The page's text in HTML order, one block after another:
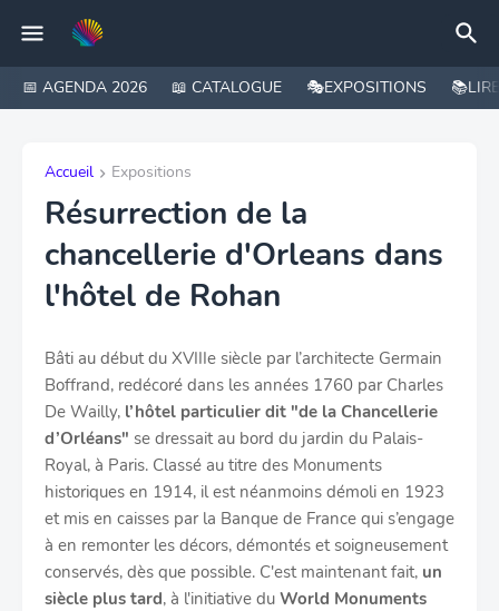
📅 AGENDA 2026 📖 CATALOGUE 🎭EXPOSITIONS 📚LIRE
Accueil Expositions
Résurrection de la
chancellerie d'Orleans dans
l'hôtel de Rohan
Bâti au début du XVIIIe siècle par l’architecte Germain
Boffrand, redécoré dans les années 1760 par Charles
De Wailly, l’hôtel particulier dit "de la Chancellerie
d’Orléans" se dressait au bord du jardin du Palais-
Royal, à Paris. Classé au titre des Monuments
historiques en 1914, il est néanmoins démoli en 1923
et mis en caisses par la Banque de France qui s’engage
à en remonter les décors, démontés et soigneusement
conservés, dès que possible. C'est maintenant fait, un
siècle plus tard, à l'initiative du World Monuments